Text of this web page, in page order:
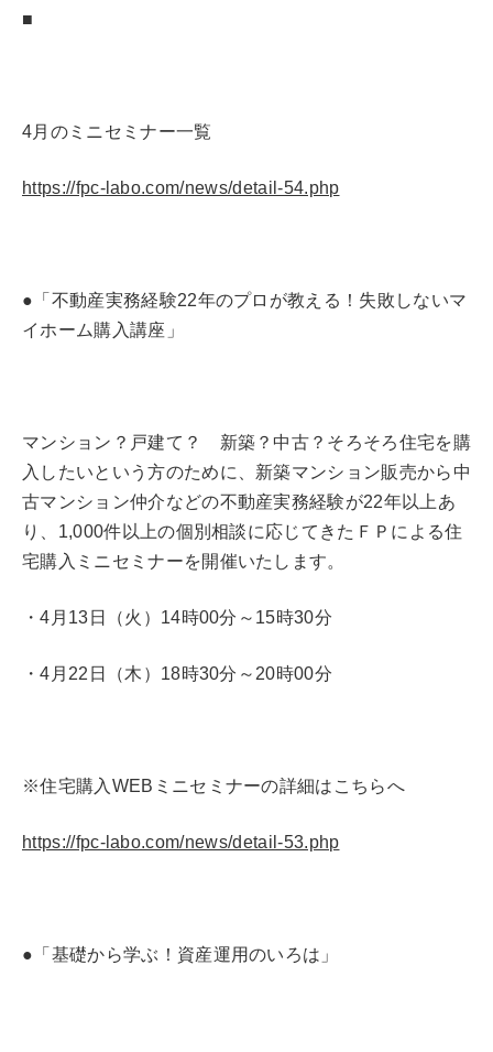
■
4月のミニセミナー一覧
https://fpc-labo.com/news/detail-54.php
●「不動産実務経験22年のプロが教える！失敗しないマ
イホーム購入講座」
マンション？戸建て？ 新築？中古？そろそろ住宅を購
入したいという方のために、新築マンション販売から中
古マンション仲介などの不動産実務経験が22年以上あ
り、1,000件以上の個別相談に応じてきたＦＰによる住
宅購入ミニセミナーを開催いたします。
・4月13日（火）14時00分～15時30分
・4月22日（木）18時30分～20時00分
※住宅購入WEBミニセミナーの詳細はこちらへ
https://fpc-labo.com/news/detail-53.php
●「基礎から学ぶ！資産運用のいろは」